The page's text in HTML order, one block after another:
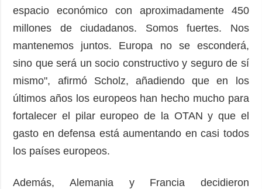
espacio económico con aproximadamente 450
millones de ciudadanos. Somos fuertes. Nos
mantenemos juntos. Europa no se esconderá,
sino que será un socio constructivo y seguro de sí
mismo", afirmó Scholz, añadiendo que en los
últimos años los europeos han hecho mucho para
fortalecer el pilar europeo de la OTAN y que el
gasto en defensa está aumentando en casi todos
los países europeos.
Además, Alemania y Francia decidieron